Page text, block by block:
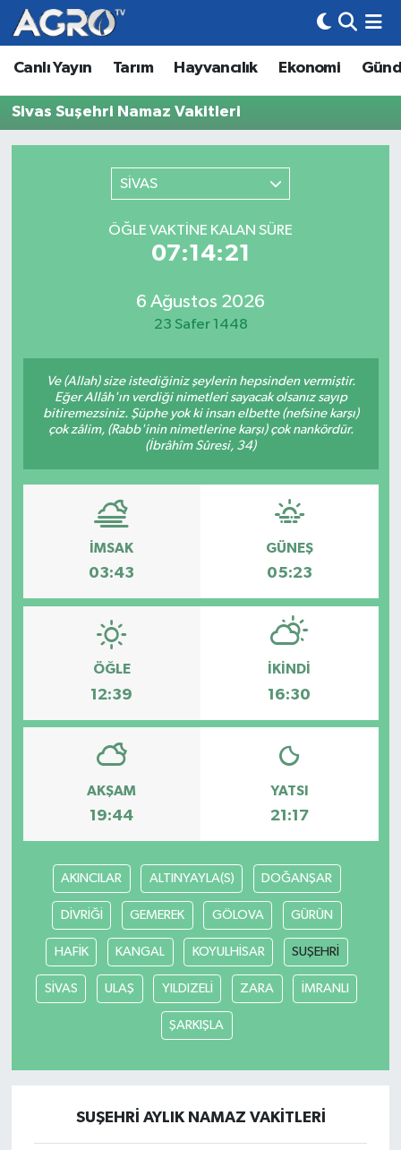
Canlı Yayın Tarım Hayvancılık Ekonomi
Sivas Suşehri Namaz Vakitleri
SİVAS
ÖĞLE VAKTINE KALAN SÜRE
07:14:21
6 Ağustos 2026
23 Safer 1448
Ve (Allah) size istediğiniz şeylerin hepsinden vermiştir.
Eğer Allâh'ın verdiği nimetleri sayacak olsanız sayıp
bitiremezsiniz. Şüphe yok ki insan elbette (nefsine karşı)
çok zâlim, (Rabb'inin nimetlerine karşı) çok nankördür.
(İbrâhîm Sûresi, 34)
İMSAK
03:43
GÜNEŞ
05:23
ÖĞLE
12:39
İKINDI
16:30
AKŞAM
19:44
YATSI
21:17
AKINCILAR ALTINYAYLA(S) DOĞANŞAR
DİVRİĞİ GEMEREK GÖLOVA GÜRÜN
HAFİK KANGAL KOYULHİSAR SUŞEHRİ
SİVAS ULAŞ YILDIZELİ ZARA İMRANLI
ŞARKIŞLA
SUŞEHRİ AYLIK NAMAZ VAKITLERI
Hava Durumu
Trafik Durumu
Tüm Manşetler
Son Dakika Haberleri